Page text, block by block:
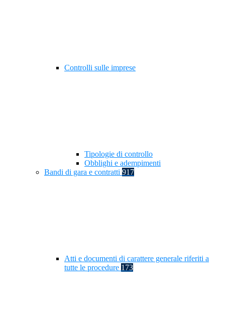
Controlli sulle imprese
Tipologie di controllo
Obblighi e adempimenti
Bandi di gara e contratti 917
Atti e documenti di carattere generale riferiti a
tutte le procedure 173